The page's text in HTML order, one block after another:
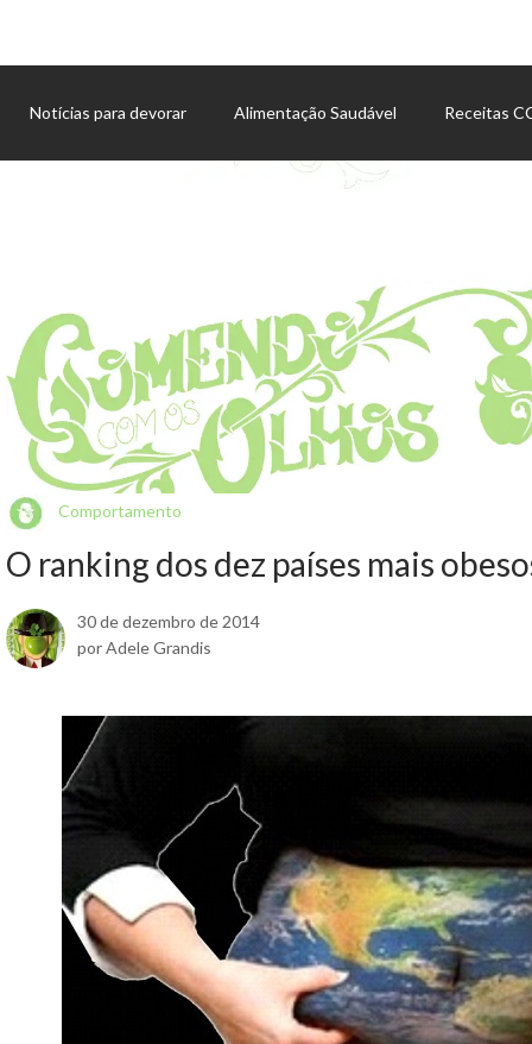
Notícias para devorar Alimentação Saudável Receitas
Comportamento
O ranking dos dez países mais
30 de dezembro de 2014
por Adele Grandis